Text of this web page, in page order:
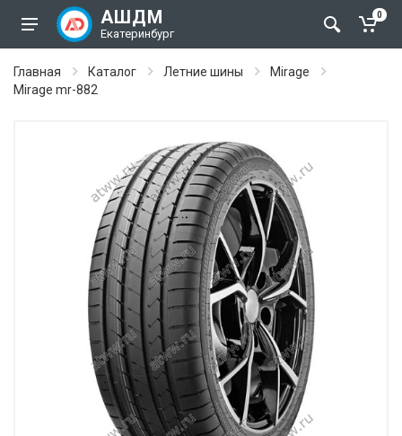
АШДМ
Екатеринбург
0
Главная Каталог Летние шины
Mirage
Mirage mr-882